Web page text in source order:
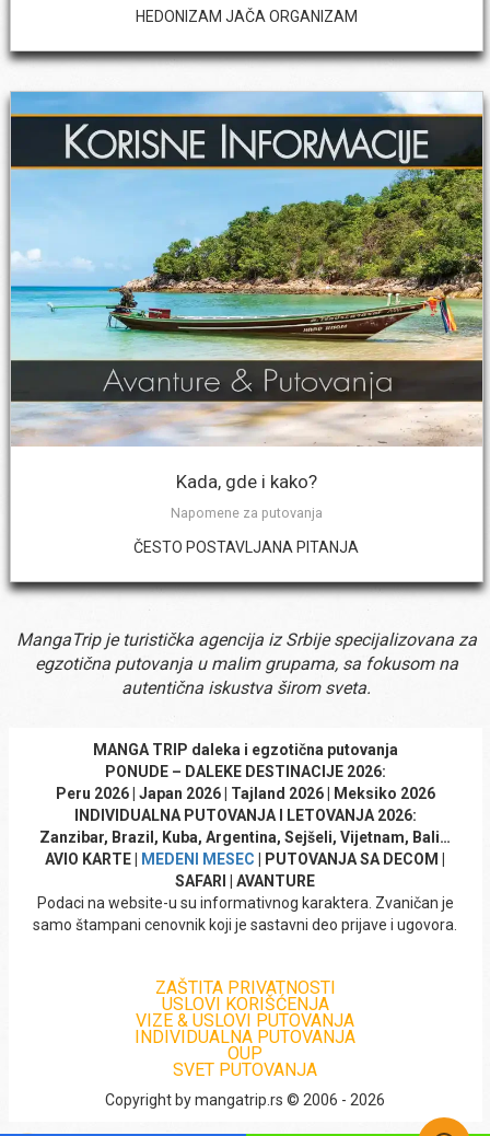
HEDONIZAM JAČA ORGANIZAM
Kada, gde i kako?
Napomene za putovanja
ČESTO POSTAVLJANA PITANJA
MangaTrip je turistička agencija iz Srbije specijalizovana za
egzotična putovanja u malim grupama, sa fokusom na
autentična iskustva širom sveta.
MANGA TRIP daleka i egzotična putovanja
PONUDE – DALEKE DESTINACIJE 2026:
Peru 2026 | Japan 2026 | Tajland 2026 | Meksiko 2026
INDIVIDUALNA PUTOVANJA I LETOVANJA 2026:
Zanzibar, Brazil, Kuba, Argentina, Sejšeli, Vijetnam, Bali…
AVIO KARTE |
MEDENI MESEC | PUTOVANJA SA DECOM |
SAFARI | AVANTURE
Podaci na website-u su informativnog karaktera. Zvaničan je
samo štampani cenovnik koji je sastavni deo prijave i ugovora.
ZAŠTITA PRIVATNOSTI
USLOVI KORIŠĆENJA
VIZE & USLOVI PUTOVANJA
INDIVIDUALNA PUTOVANJA
OUP
SVET PUTOVANJA
Copyright by mangatrip.rs © 2006 - 2026